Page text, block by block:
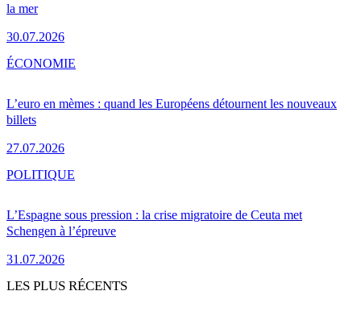
la mer
30.07.2026
L’euro en mèmes : quand les Européens détournent les nouveaux
billets
27.07.2026
ÉCONOMIE
L’Espagne sous pression : la crise migratoire de Ceuta met
Schengen à l’épreuve
31.07.2026
POLITIQUE
LES PLUS RÉCENTS